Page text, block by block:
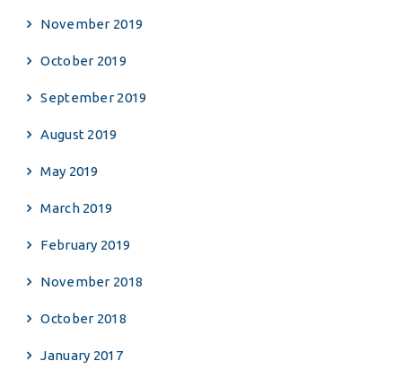
November 2019
October 2019
September 2019
August 2019
May 2019
March 2019
February 2019
November 2018
October 2018
January 2017